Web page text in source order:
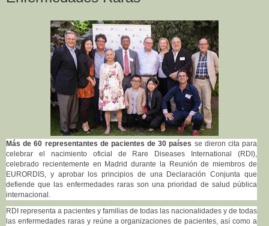
Más de 60 representantes de pacientes de 30 países se dieron cita para
celebrar el nacimiento oficial de Rare Diseases International (RDI),
celebrado recientemente en Madrid durante la Reunión de miembros de
EURORDIS, y aprobar los principios de una Declaración Conjunta que
defiende que las enfermedades raras son una prioridad de salud pública
internacional.
RDI representa a pacientes y familias de todas las nacionalidades y de todas
las enfermedades raras y reúne a organizaciones de pacientes, así como a